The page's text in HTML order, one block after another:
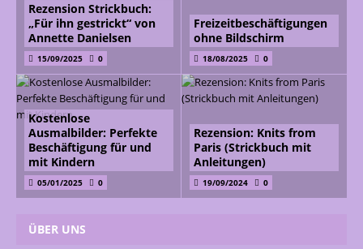
Rezension Strickbuch:
„Für ihn gestrickt“ von
Annette Danielsen
15/09/2025 0
Freizeitbeschäftigungen
ohne Bildschirm
18/08/2025 0
Kostenlose
Ausmalbilder: Perfekte
Beschäftigung für und
mit Kindern
05/01/2025 0
Rezension: Knits from
Paris (Strickbuch mit
Anleitungen)
19/09/2024 0
ÜBER UNS